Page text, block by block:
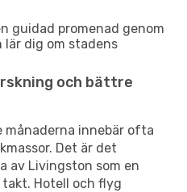
guidad promenad genom
lär dig om stadens
och bättre
innebär ofta
Det är det
Livingston som en
takt. Hotell och flyg